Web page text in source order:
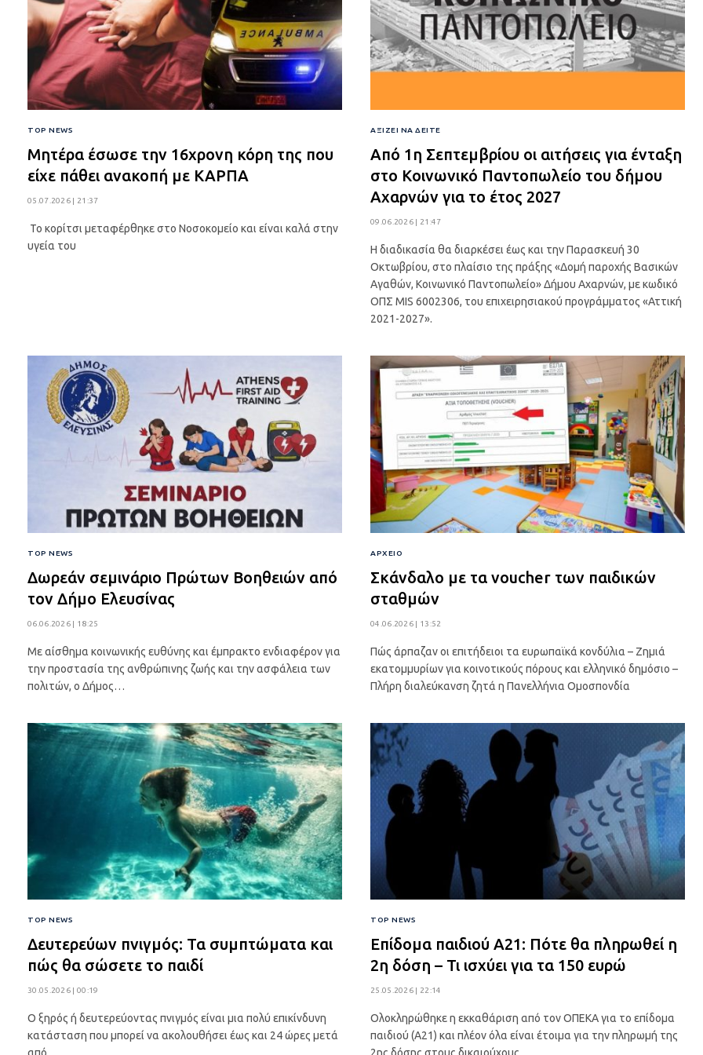
TOP NEWS
Μητέρα έσωσε την 16χρονη κόρη της που
είχε πάθει ανακοπή με ΚΑΡΠΑ
05.07.2026 | 21:37
Το κορίτσι μεταφέρθηκε στο Νοσοκομείο και είναι καλά στην
υγεία του
ΑΞΊΖΕΙ ΝΑ ΔΕΊΤΕ
Από 1η Σεπτεμβρίου οι αιτήσεις για ένταξη
στο Κοινωνικό Παντοπωλείο του δήμου
Αχαρνών για το έτος 2027
09.06.2026 | 21:47
Η διαδικασία θα διαρκέσει έως και την Παρασκευή 30
Οκτωβρίου, στο πλαίσιο της πράξης «Δομή παροχής Βασικών
Αγαθών, Κοινωνικό Παντοπωλείο» Δήμου Αχαρνών, με κωδικό
ΟΠΣ MIS 6002306, του επιχειρησιακού προγράμματος «Αττική
2021-2027».
TOP NEWS
Δωρεάν σεμινάριο Πρώτων Βοηθειών από
τον Δήμο Ελευσίνας
06.06.2026 | 18:25
Με αίσθημα κοινωνικής ευθύνης και έμπρακτο ενδιαφέρον για
την προστασία της ανθρώπινης ζωής και την ασφάλεια των
πολιτών, ο Δήμος…
ΑΡΧΕΙΟ
Σκάνδαλο με τα voucher των παιδικών
σταθμών
04.06.2026 | 13:52
Πώς άρπαζαν οι επιτήδειοι τα ευρωπαϊκά κονδύλια – Ζημιά
εκατομμυρίων για κοινοτικούς πόρους και ελληνικό δημόσιο –
Πλήρη διαλεύκανση ζητά η Πανελλήνια Ομοσπονδία
TOP NEWS
Δευτερεύων πνιγμός: Τα συμπτώματα και
πώς θα σώσετε το παιδί
30.05.2026 | 00:19
Ο ξηρός ή δευτερεύοντας πνιγμός είναι μια πολύ επικίνδυνη
κατάσταση που μπορεί να ακολουθήσει έως και 24 ώρες μετά
TOP NEWS
Επίδομα παιδιού Α21: Πότε θα πληρωθεί η
2η δόση – Τι ισχύει για τα 150 ευρώ
25.05.2026 | 22:14
Ολοκληρώθηκε η εκκαθάριση από τον ΟΠΕΚΑ για το επίδομα
παιδιού (Α21) και πλέον όλα είναι έτοιμα για την πληρωμή της